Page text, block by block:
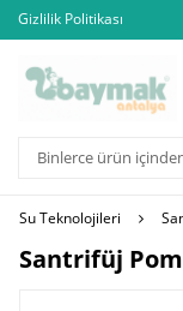
Gizlilik Politikası
Su Teknolojileri
Santrifüj